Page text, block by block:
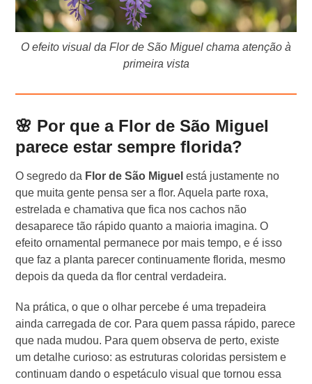
O efeito visual da Flor de São Miguel chama atenção à
primeira vista
🌸 Por que a Flor de São Miguel
parece estar sempre florida?
O segredo da Flor de São Miguel está justamente no
que muita gente pensa ser a flor. Aquela parte roxa,
estrelada e chamativa que fica nos cachos não
desaparece tão rápido quanto a maioria imagina. O
efeito ornamental permanece por mais tempo, e é isso
que faz a planta parecer continuamente florida, mesmo
depois da queda da flor central verdadeira.
Na prática, o que o olhar percebe é uma trepadeira
ainda carregada de cor. Para quem passa rápido, parece
que nada mudou. Para quem observa de perto, existe
um detalhe curioso: as estruturas coloridas persistem e
continuam dando o espetáculo visual que tornou essa